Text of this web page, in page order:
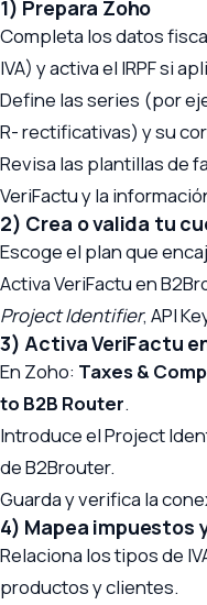
1) Prepara Zoho
Completa los datos
IVA) y activa el IRPF si
Define las series (por
R- rectificativas) y su
Revisa las plantillas de
VeriFactu y la
2) Crea o valida tu
Escoge el plan que
Activa VeriFactu en
Project Identifier, API
3) Activa VeriFactu
En Zoho: Taxes &
to B2B Router.
Introduce el Project
de B2Brouter.
Guarda y verifica la
4) Mapea impuestos
Relaciona los tipos de
productos y clientes.